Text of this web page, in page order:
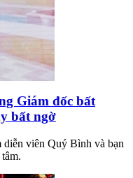
Giám đốc bất
bất ngờ
diễn viên Quý Bình và bạn